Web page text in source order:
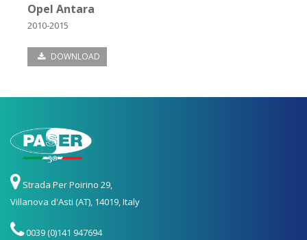
Opel Antara
2010-2015
DOWNLOAD
Strada Per Poirino 29,
Villanova d'Asti (AT), 14019, Italy
0039 (0)141 947694